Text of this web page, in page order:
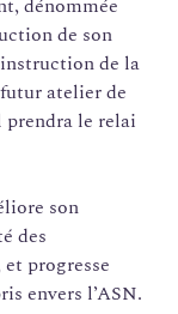
dénommée
de son
de la
atelier de
prendra le relai
son
des
progresse
envers l’ASN.